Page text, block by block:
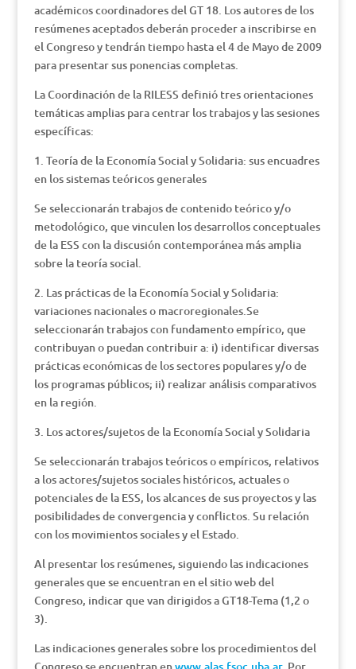
académicos coordinadores del GT 18. Los autores de los
resúmenes aceptados deberán proceder a inscribirse en
el Congreso y tendrán tiempo hasta el 4 de Mayo de 2009
para presentar sus ponencias completas.
La Coordinación de la RILESS definió tres orientaciones
temáticas amplias para centrar los trabajos y las sesiones
específicas:
1. Teoría de la Economía Social y Solidaria: sus encuadres
en los sistemas teóricos generales
Se seleccionarán trabajos de contenido teórico y/o
metodológico, que vinculen los desarrollos conceptuales
de la ESS con la discusión contemporánea más amplia
sobre la teoría social.
2. Las prácticas de la Economía Social y Solidaria:
variaciones nacionales o macroregionales.Se
seleccionarán trabajos con fundamento empírico, que
contribuyan o puedan contribuir a: i) identificar diversas
prácticas económicas de los sectores populares y/o de
los programas públicos; ii) realizar análisis comparativos
en la región.
3. Los actores/sujetos de la Economía Social y Solidaria
Se seleccionarán trabajos teóricos o empíricos, relativos
a los actores/sujetos sociales históricos, actuales o
potenciales de la ESS, los alcances de sus proyectos y las
posibilidades de convergencia y conflictos. Su relación
con los movimientos sociales y el Estado.
Al presentar los resúmenes, siguiendo las indicaciones
generales que se encuentran en el sitio web del
Congreso, indicar que van dirigidos a GT18-Tema (1,2 o
3).
Las indicaciones generales sobre los procedimientos del